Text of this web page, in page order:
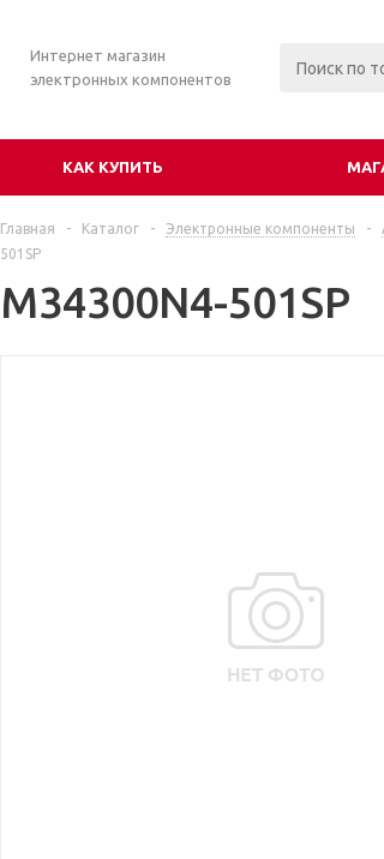
Интернет магазин
электронных компонентов
КАК КУПИТЬ
Главная - Каталог - Электронные компоненты -
501SP
M34300N4-501SP